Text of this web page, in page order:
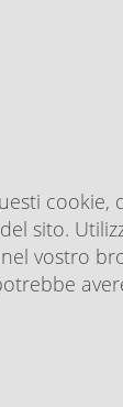
sito.
vostro